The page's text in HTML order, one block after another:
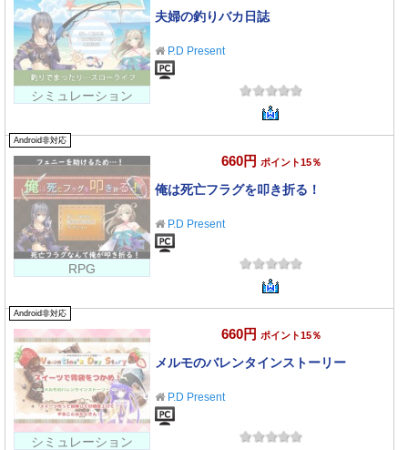
シミュレーション
夫婦の釣りバカ日誌
P.D Present
Android非対応
RPG
660円 ポイント15％
俺は死亡フラグを叩き折る！
P.D Present
Android非対応
シミュレーション
660円 ポイント15％
メルモのバレンタインストーリー
P.D Present